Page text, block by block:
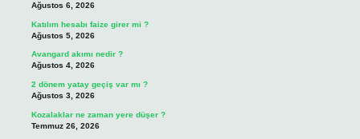
Ağustos 6, 2026
Katılım hesabı faize girer mi ?
Ağustos 5, 2026
Avangard akımı nedir ?
Ağustos 4, 2026
2 dönem yatay geçiş var mı ?
Ağustos 3, 2026
Kozalaklar ne zaman yere düşer ?
Temmuz 26, 2026